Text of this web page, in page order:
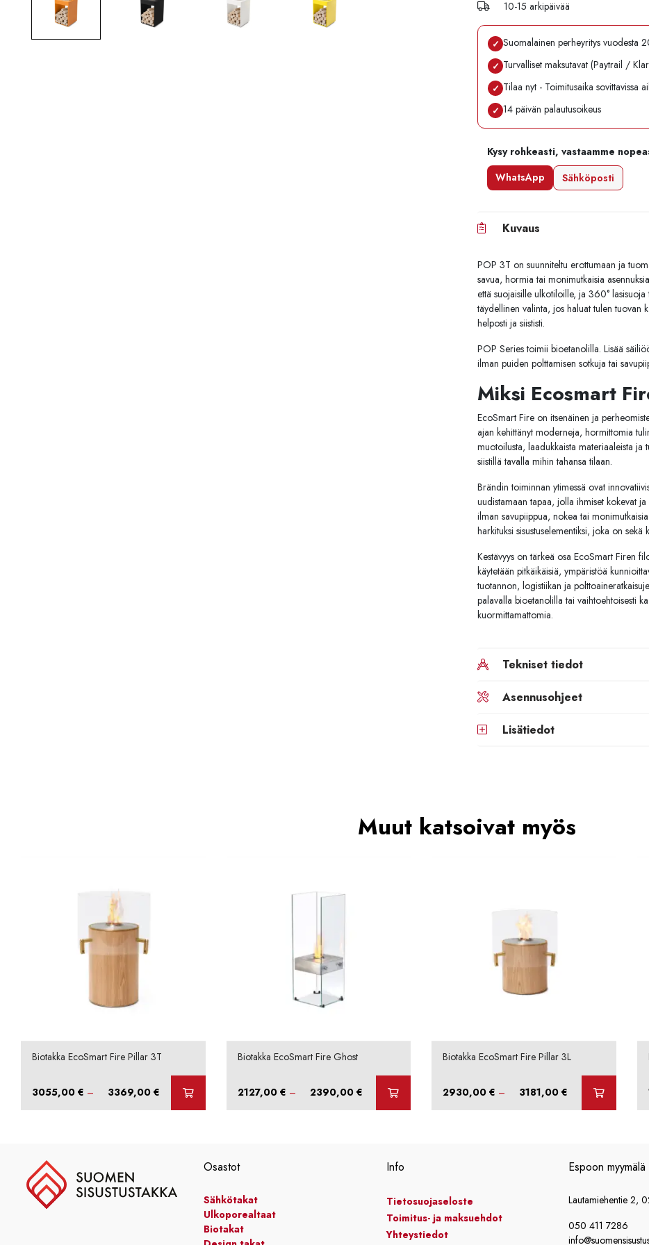
Kylpyhuonekalusteet
10-15 arkipäivää
✓ Suomalainen perheyritys vuodesta
✓ Turvalliset maksutavat (Paytrail /
✓ Tilaa nyt - Toimitusaika sovittavissa
✓ 14 päivän palautusoikeus
Kysy rohkeasti, vastaamme
WhatsApp
Sähköposti
Kuvaus
POP 3T on suunniteltu erottumaan ja
savua, hormia tai monimutkaisia
että suojaisille ulkotiloille, ja 360°
täydellinen valinta, jos haluat tulen tuovan
helposti ja siististi.
POP Series toimii bioetanolilla. Lisää
ilman puiden polttamisen sotkuja tai
Miksi Ecosmart
EcoSmart Fire on itsenäinen ja
ajan kehittänyt moderneja, hormittomia
muotoilusta, laadukkaista materiaaleista ja
siistillä tavalla mihin tahansa tilaan.
Brändin toiminnan ytimessä ovat
uudistamaan tapaa, jolla ihmiset kokevat
ilman savupiippua, nokea tai
harkituksi sisustuselementiksi, joka on sekä
Kestävyys on tärkeä osa EcoSmart Firen
käytetään pitkäikäisiä, ympäristöä
tuotannon, logistiikan ja
palavalla bioetanolilla tai vaihtoehtoisesti
kuormittamattomia.
Tekniset tiedot
Asennusohjeet
Lisätiedot
Muut katsoivat myös
Biotakka EcoSmart Fire Pillar 3T
3055,00 € – 3369,00 € Hintaluokka:
Biotakka EcoSmart Fire Ghost
2127,00 € – 2390,00 €Hintaluokka:
Biotakka EcoSmart Fire Pillar 3L
2930,00€ – 3181,00€ Hintaluokka:
Osastot
Sähkötakat
Ulkoporealtaat
Biotakat
Info
Tietosuojaseloste
Toimitus- ja maksuehdot
Yhteystiedot
Espoon myymälä
Lautamiehentie 2,
050 411 7286